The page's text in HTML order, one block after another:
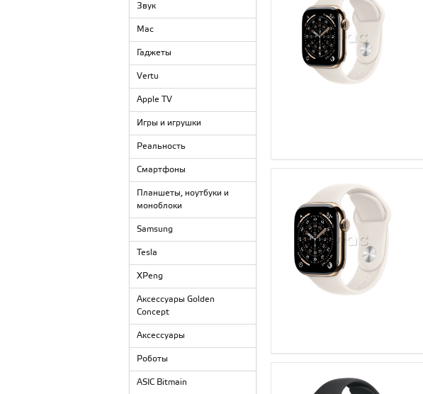
Звук
Mac
Гаджеты
Vertu
Apple TV
Игры и игрушки
Реальность
Смартфоны
Планшеты, ноутбуки и
моноблоки
Samsung
Tesla
XPeng
Аксессуары Golden
Concept
Аксессуары
Роботы
ASIC Bitmain